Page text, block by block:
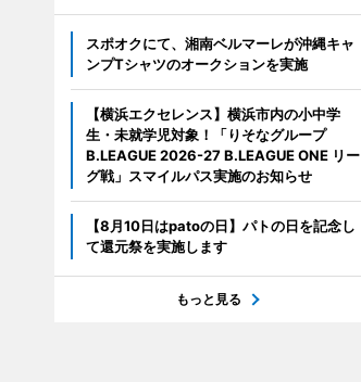
スポオクにて、湘南ベルマーレが沖縄キャ
ンプTシャツのオークションを実施
【横浜エクセレンス】横浜市内の小中学
生・未就学児対象！「りそなグループ
B.LEAGUE 2026-27 B.LEAGUE ONE リー
グ戦」スマイルパス実施のお知らせ
【8月10日はpatoの日】パトの日を記念し
て還元祭を実施します
もっと見る